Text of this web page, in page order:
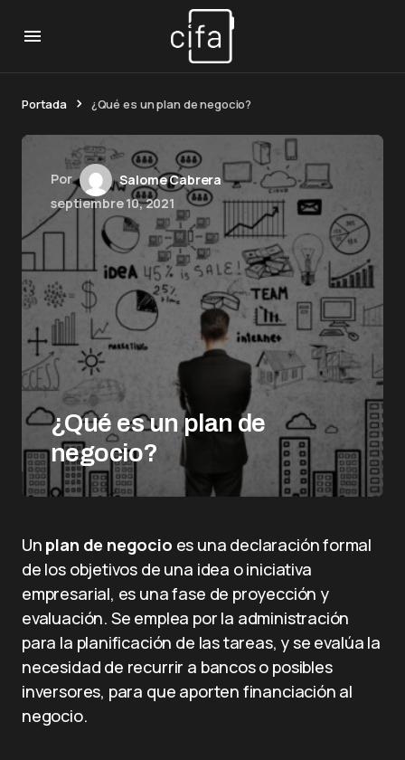
Portada ¿Qué es un plan de negocio?
Por
Salome Cabrera
septiembre 10, 2021
¿Qué es un plan de
negocio?
Un plan de negocio es una declaración formal
de los objetivos de una idea o iniciativa
empresarial, es una fase de proyección y
evaluación. Se emplea por la administración
para la planificación de las tareas, y se evalúa la
necesidad de recurrir a bancos o posibles
inversores, para que aporten financiación al
negocio.